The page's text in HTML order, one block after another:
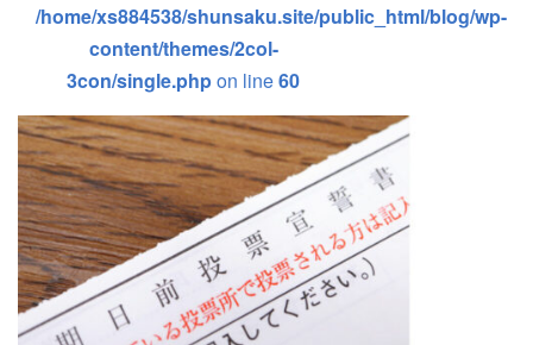
/home/xs884538/shunsaku.site/public_html/blog/wp-
content/themes/2col-
3con/single.phpon line60